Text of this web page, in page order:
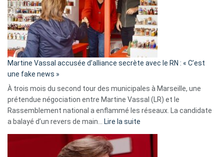
Algérie
Martine Vassal accusée d’alliance secrète avec le RN : « C’est
une fake news »
À trois mois du second tour des municipales à Marseille, une
prétendue négociation entre Martine Vassal (LR) et le
Rassemblement national a enflammé les réseaux. La candidate
a balayé d’un revers de main…
Lire la suite